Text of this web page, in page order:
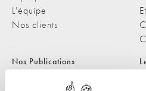
L'équipe
Nos clients
Nos Publications